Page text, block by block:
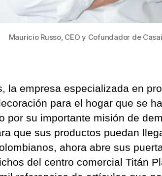
Mauricio Russo, CEO y Cofundador de
la empresa especializada en
para el hogar que se
por su importante misión de
que sus productos puedan
ahora abre sus
del centro comercial Titán